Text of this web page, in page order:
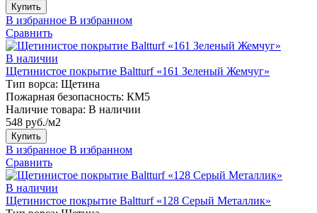
Купить
В избранное В избранном
Сравнить
В наличии
Щетинистое покрытие Baltturf «161 Зеленый Жемчуг»
Тип ворса: Щетина
Пожарная безопасность: КМ5
Наличие товара: В наличии
548 руб./м2
Купить
В избранное В избранном
Сравнить
В наличии
Щетинистое покрытие Baltturf «128 Серый Металлик»